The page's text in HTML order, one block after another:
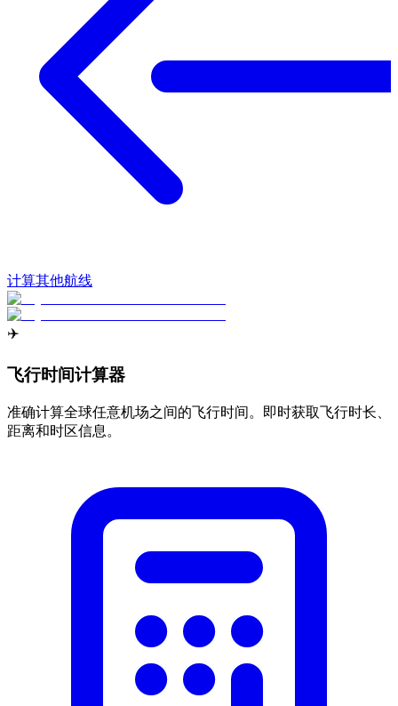
计算其他航线
✈️
飞行时间计算器
准确计算全球任意机场之间的飞行时间。即时获取飞行时长、
距离和时区信息。